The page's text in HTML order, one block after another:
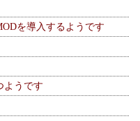
を導入するようです
ようです